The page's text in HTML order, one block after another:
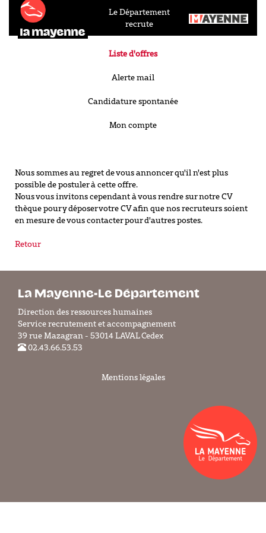
Le Département
recrute
Liste d'offres
Alerte mail
Candidature spontanée
Mon compte
Nous sommes au regret de vous annoncer qu'il n'est plus
possible de postuler à cette offre.
Nous vous invitons cependant à vous rendre sur notre CV
thèque pour y déposer votre CV afin que nos recruteurs soient
en mesure de vous contacter pour d'autres postes.
Retour
La Mayenne-Le Département
Direction des ressources humaines
Service recrutement et accompagnement
39 rue Mazagran - 53014 LAVAL Cedex
02.43.66.53.53
Mentions légales